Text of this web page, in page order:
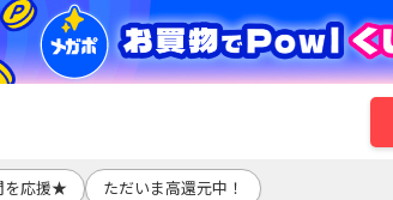
を応援★ ただいま高還元中！